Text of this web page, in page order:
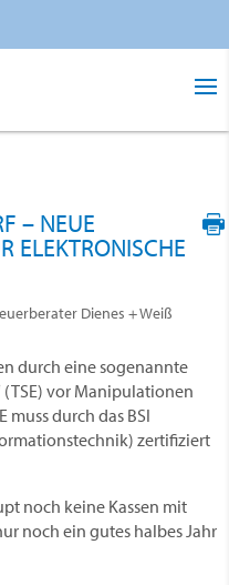
– NEUE
ELEKTRONISCHE
Dienes + Weiß
durch eine sogenannte
vor Manipulationen
muss durch das BSI
zertifiziert
noch keine Kassen mit
noch ein gutes halbes Jahr